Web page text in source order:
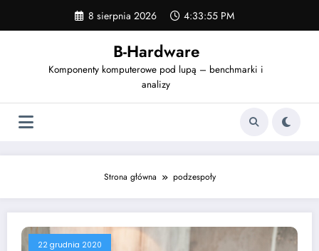
content
8 sierpnia 2026 4:33:56 PM
B-Hardware
Komponenty komputerowe pod lupą – benchmarki i
analizy
Strona główna podzespoły
22 grudnia 2020